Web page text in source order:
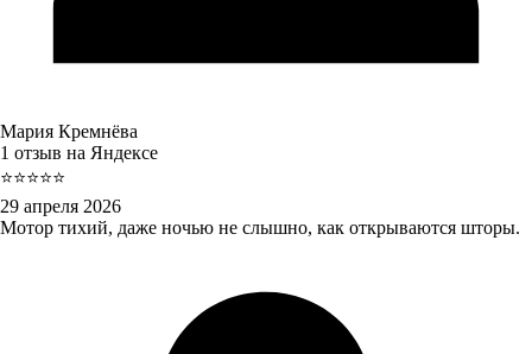
Мария Кремнёва
1 отзыв на Яндексе
⭐⭐⭐⭐⭐
29 апреля 2026
Мотор тихий, даже ночью не слышно, как открываются шторы.